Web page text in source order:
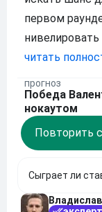
первом
грамотной
постоянным
Валентин
читать
прогноз
Победа
нокаутом
Повторить
Сыграет ли